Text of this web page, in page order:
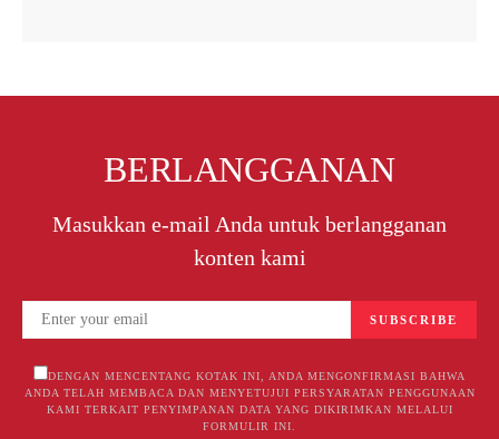
BERLANGGANAN
Masukkan e-mail Anda untuk berlangganan
konten kami
SUBSCRIBE
DENGAN MENCENTANG KOTAK INI, ANDA MENGONFIRMASI BAHWA
ANDA TELAH MEMBACA DAN MENYETUJUI PERSYARATAN PENGGUNAAN
KAMI TERKAIT PENYIMPANAN DATA YANG DIKIRIMKAN MELALUI
FORMULIR INI.